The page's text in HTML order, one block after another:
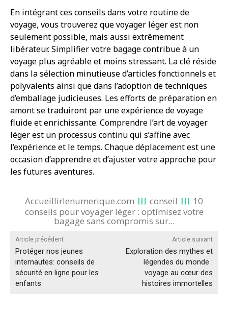
En intégrant ces conseils dans votre routine de
voyage, vous trouverez que voyager léger est non
seulement possible, mais aussi extrêmement
libérateur. Simplifier votre bagage contribue à un
voyage plus agréable et moins stressant. La clé réside
dans la sélection minutieuse d’articles fonctionnels et
polyvalents ainsi que dans l’adoption de techniques
d’emballage judicieuses. Les efforts de préparation en
amont se traduiront par une expérience de voyage
fluide et enrichissante. Comprendre l’art de voyager
léger est un processus continu qui s’affine avec
l’expérience et le temps. Chaque déplacement est une
occasion d’apprendre et d’ajuster votre approche pour
les futures aventures.
Accueillirlenumerique.com conseil
10
conseils pour voyager léger : optimisez votre
bagage sans compromis sur...
Article précédent
Protéger nos jeunes
internautes: conseils de
sécurité en ligne pour les
enfants
Article suivant
Exploration des mythes et
légendes du monde :
voyage au cœur des
histoires immortelles